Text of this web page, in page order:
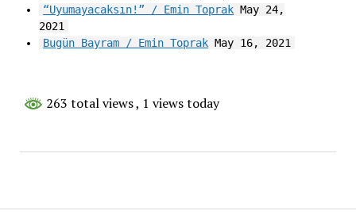
“Uyumayacaksın!” / Emin Toprak May 24,
2021
Bugün Bayram / Emin Toprak May 16, 2021
263 total views, 1 views today